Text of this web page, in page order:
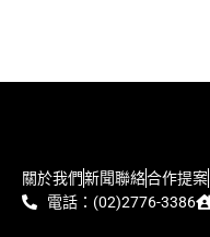
關於我們新聞聯絡合作提案
電話：(02)2776-3386